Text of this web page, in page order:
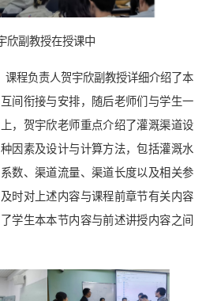
欣副教授在授课中
课程负责人贺宇欣副教授详细介绍了本
间衔接与安排，随后老师们与学生一
，贺宇欣老师重点介绍了灌溉渠道设
因素及设计与计算方法，包括灌溉水
数、渠道流量、渠道长度以及相关参
时对上述内容与课程前章节有关内容
学生本本节内容与前述讲授内容之间